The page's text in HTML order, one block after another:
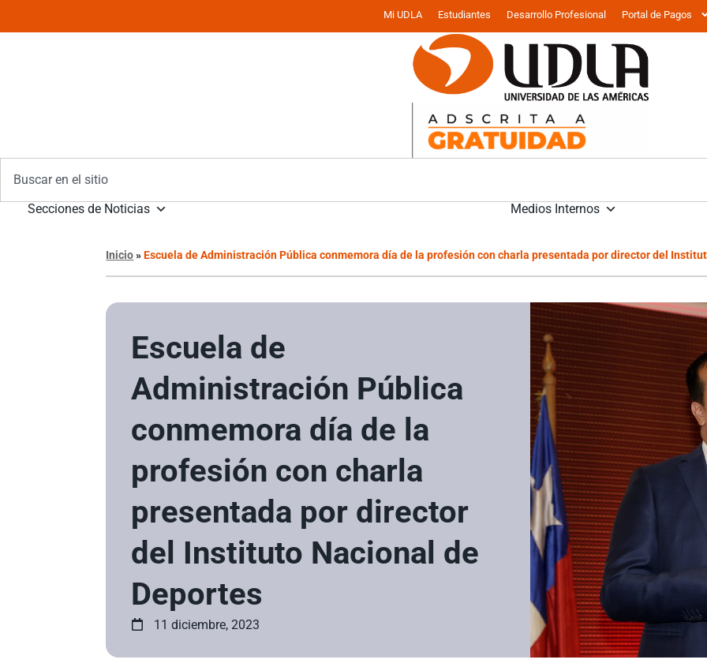
Mi UDLA Estudiantes Desarrollo Profesional Portal de Pagos
Secciones de Noticias Medios Internos
Inicio»Escuela de Administración Pública conmemora día de la profesión con charla presentada por director del
Escuela de
Administración Pública
conmemora día de la
profesión con charla
presentada por director
del Instituto Nacional de
Deportes
11 diciembre, 2023